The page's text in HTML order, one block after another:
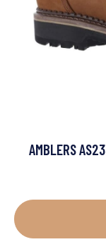
AMBLERS